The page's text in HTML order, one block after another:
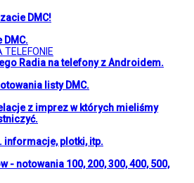
DMC!
Radia na telefony z Androidem.
listy DMC.
z imprez w których mieliśmy
informacje, plotki, itp.
- notowania 100, 200, 300, 400, 500,